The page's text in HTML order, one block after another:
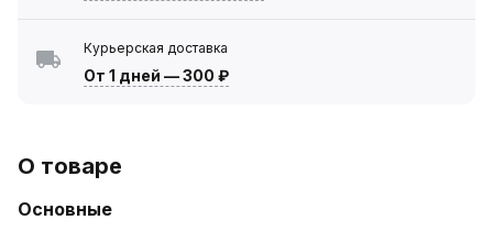
Курьерская доставка
От 1 дней —300 ₽
О товаре
Основные